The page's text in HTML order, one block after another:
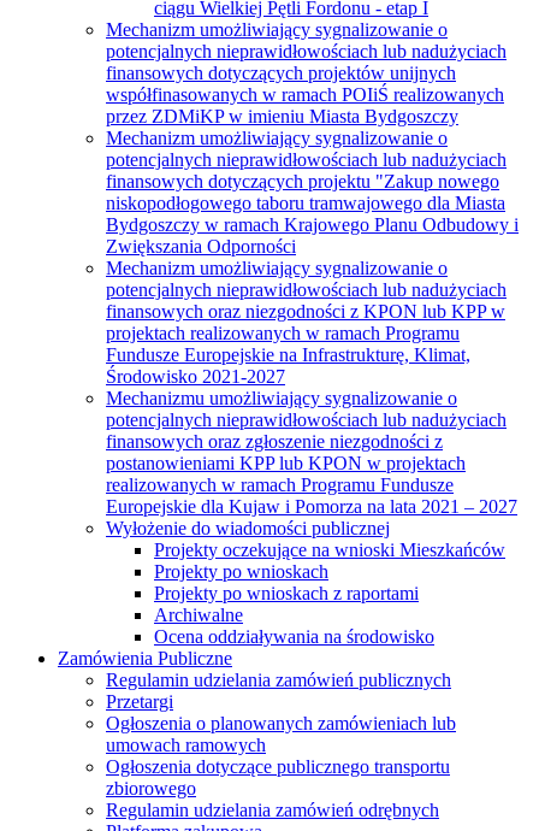
ciągu Wielkiej Pętli Fordonu - etap I
Mechanizm umożliwiający sygnalizowanie o
potencjalnych nieprawidłowościach lub nadużyciach
finansowych dotyczących projektów unijnych
współfinasowanych w ramach POIiŚ realizowanych
przez ZDMiKP w imieniu Miasta Bydgoszczy
Mechanizm umożliwiający sygnalizowanie o
potencjalnych nieprawidłowościach lub nadużyciach
finansowych dotyczących projektu "Zakup nowego
niskopodłogowego taboru tramwajowego dla Miasta
Bydgoszczy w ramach Krajowego Planu Odbudowy i
Zwiększania Odporności
Mechanizm umożliwiający sygnalizowanie o
potencjalnych nieprawidłowościach lub nadużyciach
finansowych oraz niezgodności z KPON lub KPP w
projektach realizowanych w ramach Programu
Fundusze Europejskie na Infrastrukturę, Klimat,
Środowisko 2021-2027
Mechanizmu umożliwiający sygnalizowanie o
potencjalnych nieprawidłowościach lub nadużyciach
finansowych oraz zgłoszenie niezgodności z
postanowieniami KPP lub KPON w projektach
realizowanych w ramach Programu Fundusze
Europejskie dla Kujaw i Pomorza na lata 2021 – 2027
Wyłożenie do wiadomości publicznej
Projekty oczekujące na wnioski Mieszkańców
Projekty po wnioskach
Projekty po wnioskach z raportami
Archiwalne
Ocena oddziaływania na środowisko
Zamówienia Publiczne
Regulamin udzielania zamówień publicznych
Przetargi
Ogłoszenia o planowanych zamówieniach lub
umowach ramowych
Ogłoszenia dotyczące publicznego transportu
zbiorowego
Regulamin udzielania zamówień odrębnych